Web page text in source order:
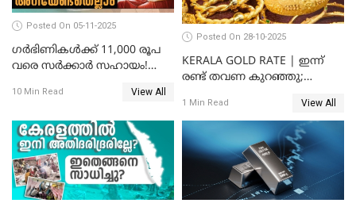
Posted On 05-11-2025
ഗർഭിണികൾക്ക് 11,000 രൂപ
വരെ സർക്കാർ സഹായം!
യോജനയെക്കുറിച്ച്
10 Min Read View All
Posted On 28-10-2025
KERALA GOLD RATE | ഇന്ന്
രണ്ട് തവണ കുറഞ്ഞു;
1800 രൂപ
1 Min Read View All